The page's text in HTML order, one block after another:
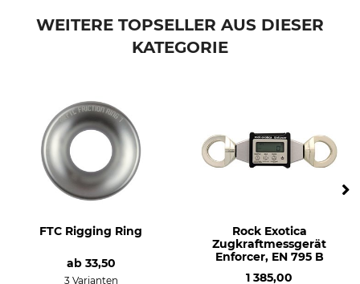
Gewicht
WEITERE TOPSELLER AUS DIESER
KATEGORIE
FTC Rigging Ring
ab 33,50
3 Varianten
Rock Exotica
Zugkraftmessgerät
Enforcer, EN 795 B
1 385,00